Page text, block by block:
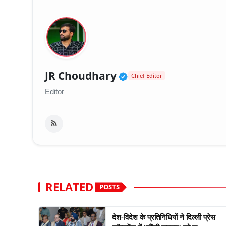
JR Choudhary Verified Public
Chief Editor
Editor
RELATED POSTS
देश-विदेश के प्रतिनिधियों ने दिल्ली प्रेस